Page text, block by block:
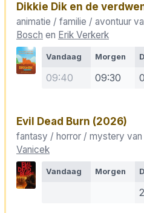
Dikkie Dik en de
animatie / familie / avontuur
Bosch en Erik Verkerk
Vandaag Morgen
09:40 09:30
Evil Dead Burn (2026)
fantasy / horror / mystery van
Vanicek
Vandaag Morgen